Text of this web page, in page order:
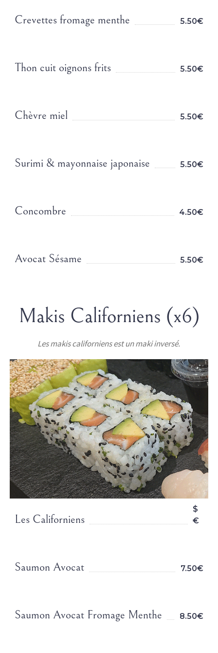
Crevettes fromage menthe 5.50€
Thon cuit oignons frits 5.50€
Chèvre miel 5.50€
Surimi & mayonnaise japonaise 5.50€
Concombre 4.50€
Avocat Sésame 5.50€
Makis Californiens (x6)
Les makis californiens est un maki inversé.
Les Californiens
$
€
Saumon Avocat 7.50€
Saumon Avocat Fromage Menthe 8.50€